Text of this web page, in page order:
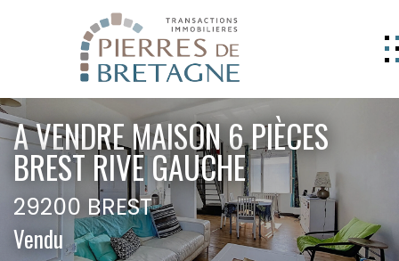
NOS BIENS
GERER
NOS AGENCES
ESTIMATION
CONTACT
A VENDRE MAISON 6 PIÈCES
BREST RIVE GAUCHE
29200 BREST
Vendu